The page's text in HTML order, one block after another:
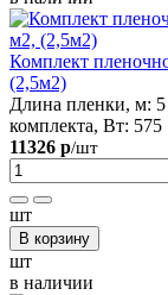
Комплект
(2,5м2)
Длина пленки, м: 5
комплекта, Вт: 575
11326 р/шт
шт
В корзину
шт
в наличии